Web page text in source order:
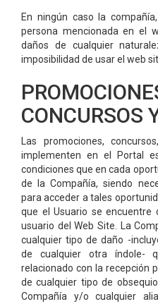
En ningún caso la
persona mencionada en el
daños de cualquier
imposibilidad de usar el web
CONCURSOS
Las promociones,
implementen en el Portal
condiciones que en cada
de la Compañía, siendo
para acceder a tales
que el Usuario se encuentre
usuario del Web Site. La
cualquier tipo de daño -
de cualquier otra índole-
relacionado con la recepción
de cualquier tipo de
Compañía y/o cualquier